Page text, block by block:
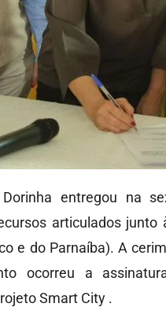
entregou na
articulados junto
e do Parnaíba). A
ocorreu a
Smart City .